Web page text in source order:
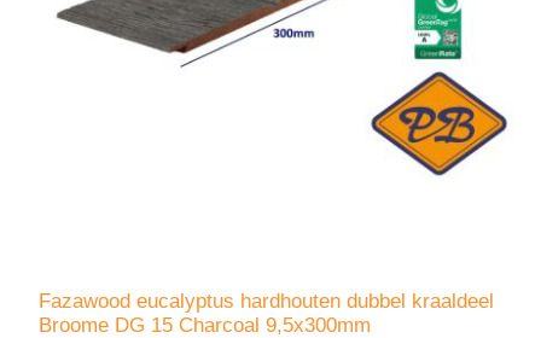
Fazawood eucalyptus hardhouten dubbel kraaldeel
Broome DG 15 Charcoal 9,5x300mm